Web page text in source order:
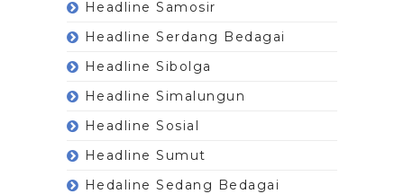
Headline Samosir
Headline Serdang Bedagai
Headline Sibolga
Headline Simalungun
Headline Sosial
Headline Sumut
Hedaline Sedang Bedagai